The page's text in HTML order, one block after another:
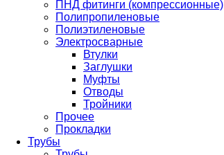
ПНД фитинги (компрессионные)
Полипропиленовые
Полиэтиленовые
Электросварные
Втулки
Заглушки
Муфты
Отводы
Тройники
Прочее
Прокладки
Трубы